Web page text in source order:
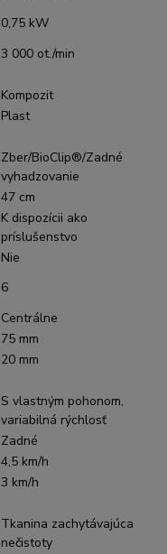
0,75 kW
3 000 ot./min
Kompozit
Plast
Zber/BioClip®/Zadné
vyhadzovanie
47 cm
K dispozícii ako
príslušenstvo
Nie
6
Centrálne
75 mm
20 mm
S vlastným pohonom,
variabilná rýchlosť
Zadné
4,5 km/h
3 km/h
Tkanina zachytávajúca
nečistoty